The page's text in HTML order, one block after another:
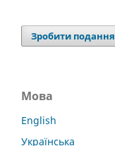
Зробити подання
Мова
English
Українська